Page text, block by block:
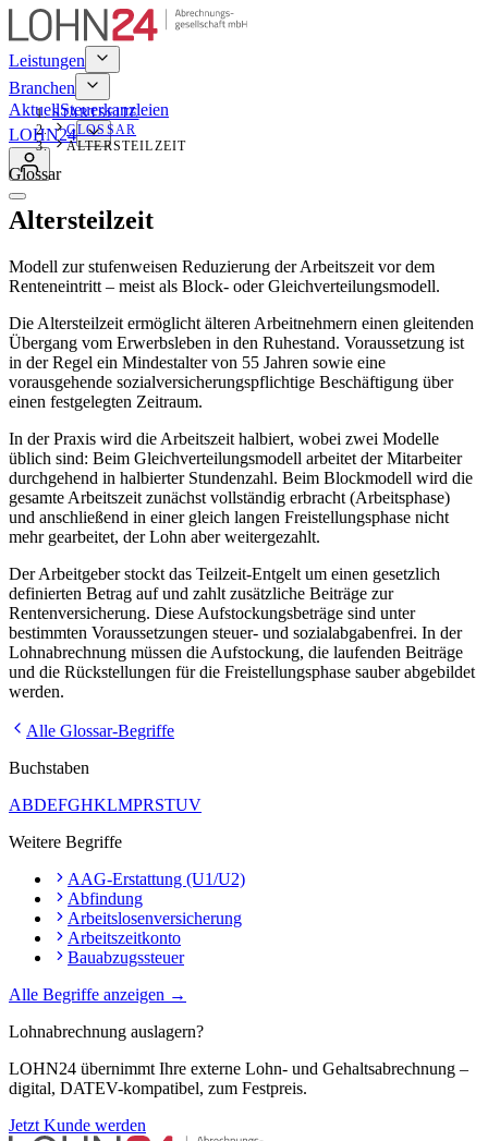
Leistungen
Branchen
AktuellSteuerkanzleien
LOHN24
STARTSEITE
GLOSSAR
ALTERSTEILZEIT
Glossar
Altersteilzeit
Modell zur stufenweisen Reduzierung der Arbeitszeit vor dem
Renteneintritt – meist als Block- oder Gleichverteilungsmodell.
Die Altersteilzeit ermöglicht älteren Arbeitnehmern einen gleitenden
Übergang vom Erwerbsleben in den Ruhestand. Voraussetzung ist
in der Regel ein Mindestalter von 55 Jahren sowie eine
vorausgehende sozialversicherungspflichtige Beschäftigung über
einen festgelegten Zeitraum.
In der Praxis wird die Arbeitszeit halbiert, wobei zwei Modelle
üblich sind: Beim Gleichverteilungsmodell arbeitet der Mitarbeiter
durchgehend in halbierter Stundenzahl. Beim Blockmodell wird die
gesamte Arbeitszeit zunächst vollständig erbracht (Arbeitsphase)
und anschließend in einer gleich langen Freistellungsphase nicht
mehr gearbeitet, der Lohn aber weitergezahlt.
Der Arbeitgeber stockt das Teilzeit-Entgelt um einen gesetzlich
definierten Betrag auf und zahlt zusätzliche Beiträge zur
Rentenversicherung. Diese Aufstockungsbeträge sind unter
bestimmten Voraussetzungen steuer- und sozialabgabenfrei. In der
Lohnabrechnung müssen die Aufstockung, die laufenden Beiträge
und die Rückstellungen für die Freistellungsphase sauber abgebildet
werden.
Alle Glossar-Begriffe
Buchstaben
ABDEFGHKLMPRSTUV
Weitere Begriffe
AAG-Erstattung (U1/U2)
Abfindung
Arbeitslosenversicherung
Arbeitszeitkonto
Bauabzugssteuer
Alle Begriffe anzeigen →
Lohnabrechnung auslagern?
LOHN24 übernimmt Ihre externe Lohn- und Gehaltsabrechnung –
digital, DATEV-kompatibel, zum Festpreis.
Jetzt Kunde werden